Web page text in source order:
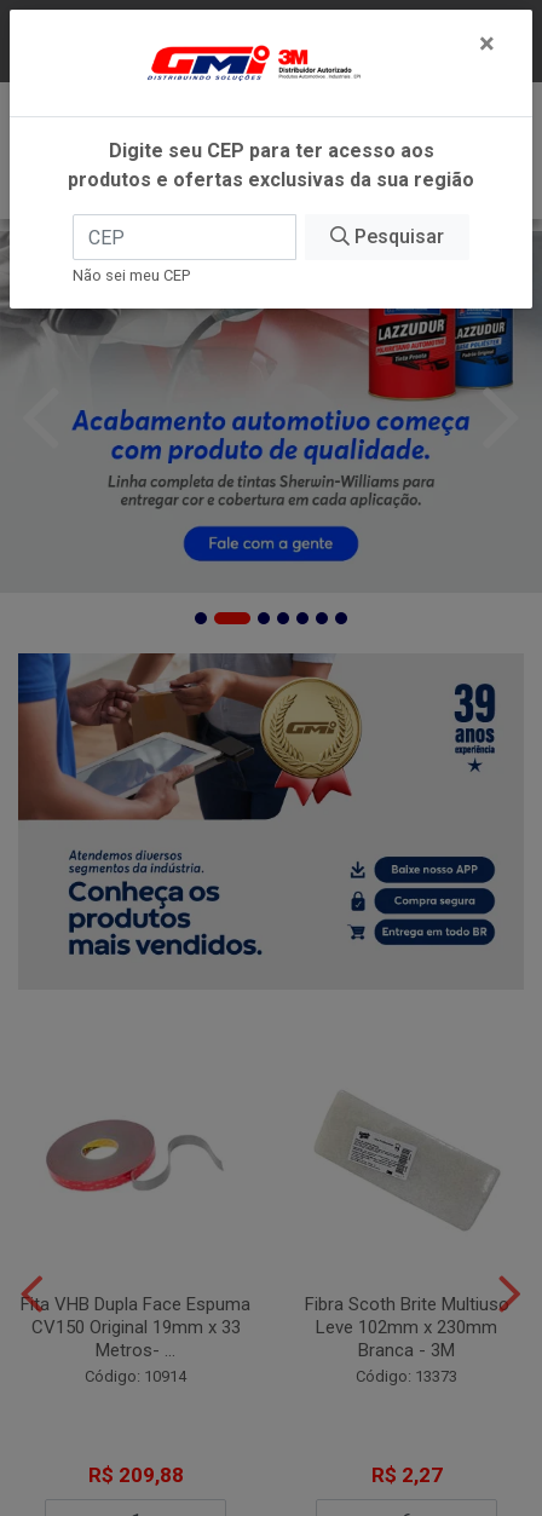
DENTRO DO ESTADO DE MINAS GERAIS.
Fita VHB Dupla Face Espuma
CV150 Original 19mm x 33
Metros- ...
Código: 10914
R$ 209,88
Fibra Scoth Brite Multiuso
Leve 102mm x 230mm
Branca - 3M
Código: 13373
R$ 2,27
×
Digite seu CEP para ter acesso aos
produtos e ofertas exclusivas da sua região
Pesquisar
Não sei meu CEP